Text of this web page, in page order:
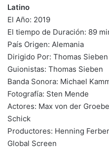
Latino
El Año: 2019
El tiempo de Duración: 89
País Origen: Alemania
Dirigido Por: Thomas Sieben
Guionistas: Thomas Sieben
Banda Sonora: Michael
Fotografía: Sten Mende
Actores: Max von der
Schick
Productores: Henning
Global Screen